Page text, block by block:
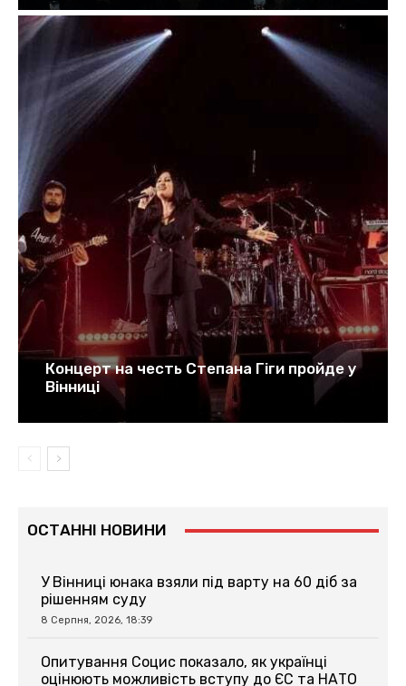
Концерт на честь Степана Гіги пройде у
Вінниці
ОСТАННІ НОВИНИ
У Вінниці юнака взяли під варту на 60 діб за
рішенням суду
8 Серпня, 2026, 18:39
Опитування Социс показало, як українці
оцінюють можливість вступу до ЄС та НАТО